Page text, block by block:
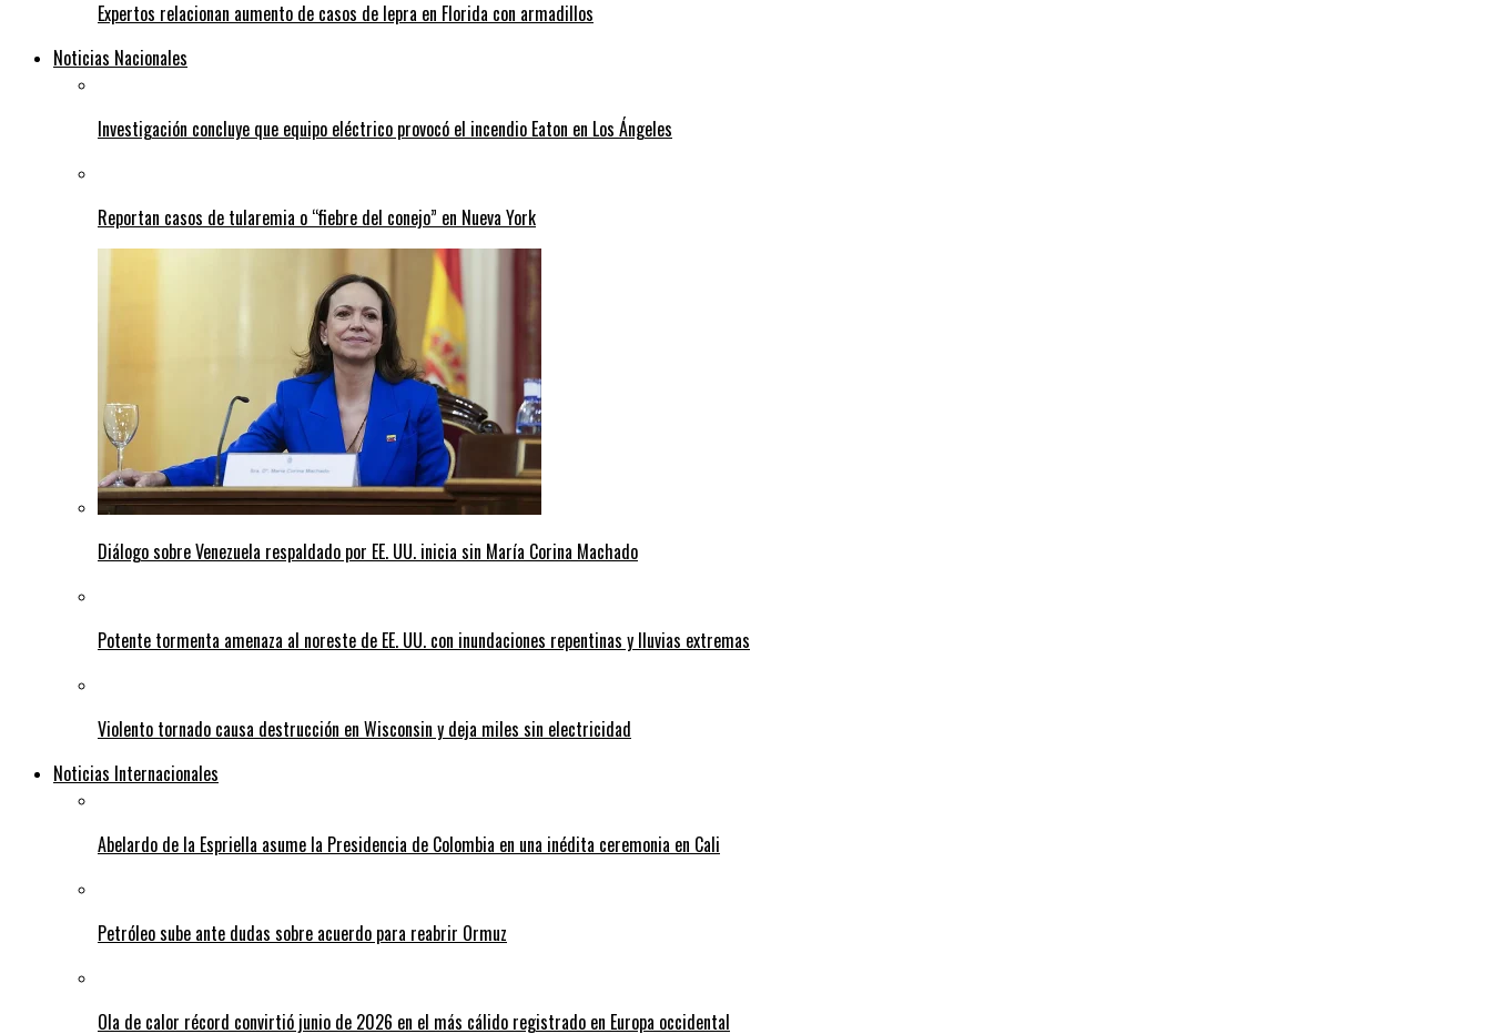
Expertos relacionan aumento de casos de lepra en Florida con armadillos
Noticias Nacionales
Investigación concluye que equipo eléctrico provocó el incendio Eaton en Los Ángeles
Reportan casos de tularemia o “fiebre del conejo” en Nueva York
Diálogo sobre Venezuela respaldado por EE. UU. inicia sin María Corina Machado
Potente tormenta amenaza al noreste de EE. UU. con inundaciones repentinas y lluvias extremas
Violento tornado causa destrucción en Wisconsin y deja miles sin electricidad
Noticias Internacionales
Abelardo de la Espriella asume la Presidencia de Colombia en una inédita ceremonia en Cali
Petróleo sube ante dudas sobre acuerdo para reabrir Ormuz
Ola de calor récord convirtió junio de 2026 en el más cálido registrado en Europa occidental